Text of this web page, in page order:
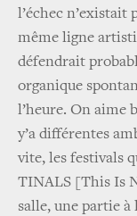
l’échec n’existait
même ligne
défendrait
organique
l’heure. On aime
y’a différentes
vite, les festivals
TINALS [This Is
salle, une partie à